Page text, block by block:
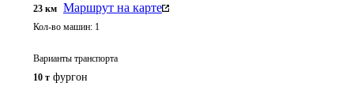
23 км Маршрут на карте
Кол-во машин: 1
Варианты транспорта
10 т фургон